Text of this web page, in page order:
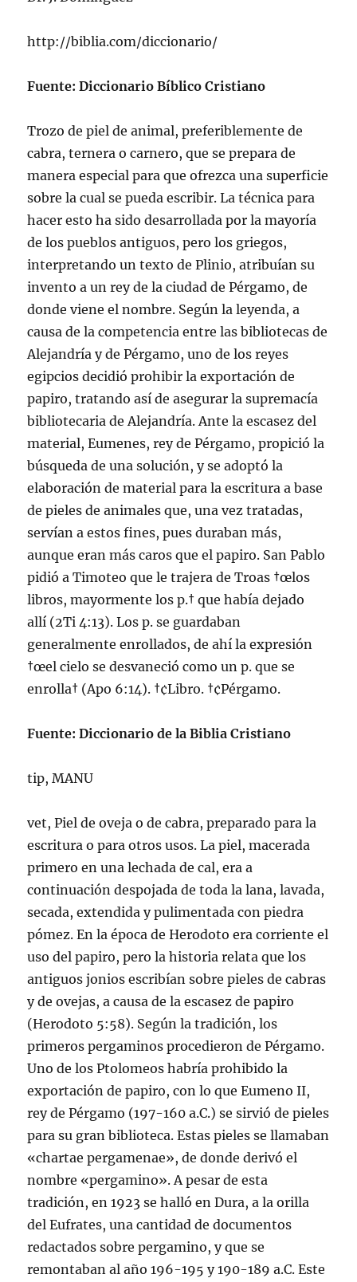
http://biblia.com/diccionario/
Fuente: Diccionario Bíblico Cristiano
Trozo de piel de animal, preferiblemente de
cabra, ternera o carnero, que se prepara de
manera especial para que ofrezca una superficie
sobre la cual se pueda escribir. La técnica para
hacer esto ha sido desarrollada por la mayorí­a
de los pueblos antiguos, pero los griegos,
interpretando un texto de Plinio, atribuí­an su
invento a un rey de la ciudad de Pérgamo, de
donde viene el nombre. Según la leyenda, a
causa de la competencia entre las bibliotecas de
Alejandrí­a y de Pérgamo, uno de los reyes
egipcios decidió prohibir la exportación de
papiro, tratando así­ de asegurar la supremací­a
bibliotecaria de Alejandrí­a. Ante la escasez del
material, Eumenes, rey de Pérgamo, propició la
búsqueda de una solución, y se adoptó la
elaboración de material para la escritura a base
de pieles de animales que, una vez tratadas,
serví­an a estos fines, pues duraban más,
aunque eran más caros que el papiro. San Pablo
pidió a Timoteo que le trajera de Troas †œlos
libros, mayormente los p.† que habí­a dejado
allí­ (2Ti 4:13). Los p. se guardaban
generalmente enrollados, de ahí­ la expresión
†œel cielo se desvaneció como un p. que se
enrolla† (Apo 6:14). †¢Libro. †¢Pérgamo.
Fuente: Diccionario de la Biblia Cristiano
tip, MANU
vet, Piel de oveja o de cabra, preparado para la
escritura o para otros usos. La piel, macerada
primero en una lechada de cal, era a
continuación despojada de toda la lana, lavada,
secada, extendida y pulimentada con piedra
pómez. En la época de Herodoto era corriente el
uso del papiro, pero la historia relata que los
antiguos jonios escribí­an sobre pieles de cabras
y de ovejas, a causa de la escasez de papiro
(Herodoto 5:58). Según la tradición, los
primeros pergaminos procedieron de Pérgamo.
Uno de los Ptolomeos habrí­a prohibido la
exportación de papiro, con lo que Eumeno II,
rey de Pérgamo (197-160 a.C.) se sirvió de pieles
para su gran biblioteca. Estas pieles se llamaban
«chartae pergamenae», de donde derivó el
nombre «pergamino». A pesar de esta
tradición, en 1923 se halló en Dura, a la orilla
del Eufrates, una cantidad de documentos
redactados sobre pergamino, y que se
remontaban al año 196-195 y 190-189 a.C. Este